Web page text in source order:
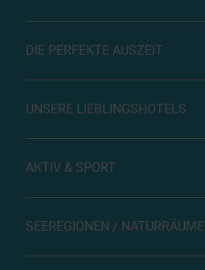
DIE PERFEKTE AUSZEIT
UNSERE LIEBLINGSHOTELS
AKTIV & SPORT
SEEREGIONEN / NATURRÄUME